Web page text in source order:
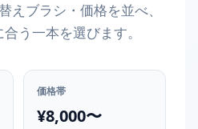
えブラシ・価格を並べ、
う一本を選びます。
価格帯
¥8,000〜